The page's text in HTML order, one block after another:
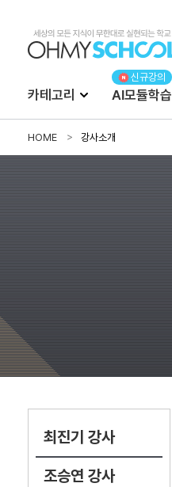
카테고리 AI모듈학습
HOME 강사소개
최진기 강사
조승연 강사